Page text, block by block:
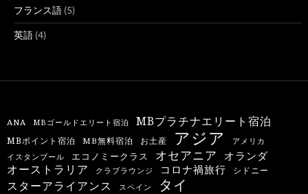
フランス語 (5)
英語 (4)
ANA MBゴールドエリート宿泊 MBプラチナエリート宿泊
MBポイント宿泊 MB無料宿泊 お土産 アジア アメリカ
イスタンブール エコノミークラス オセアニア オランダ
オーストラリア クラブラウンジ コロナ禍旅行 シドニー
スターアライアンス スペイン タイ